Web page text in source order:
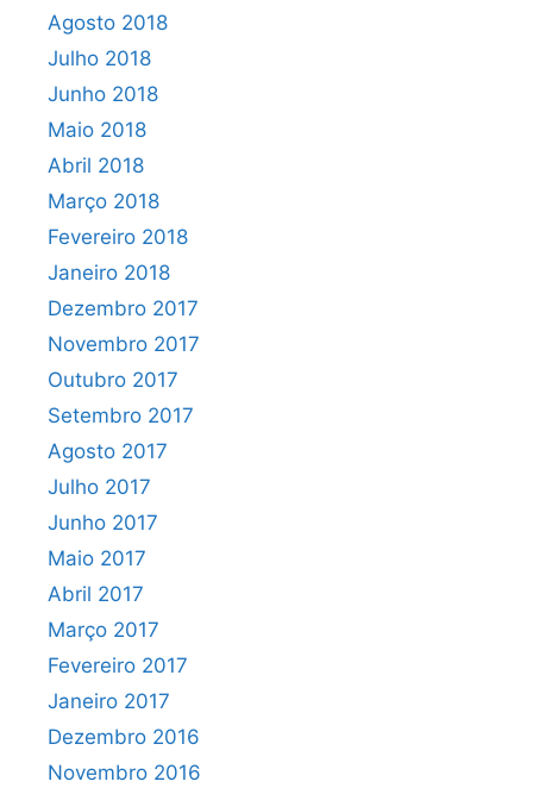
Agosto 2018
Julho 2018
Junho 2018
Maio 2018
Abril 2018
Março 2018
Fevereiro 2018
Janeiro 2018
Dezembro 2017
Novembro 2017
Outubro 2017
Setembro 2017
Agosto 2017
Julho 2017
Junho 2017
Maio 2017
Abril 2017
Março 2017
Fevereiro 2017
Janeiro 2017
Dezembro 2016
Novembro 2016